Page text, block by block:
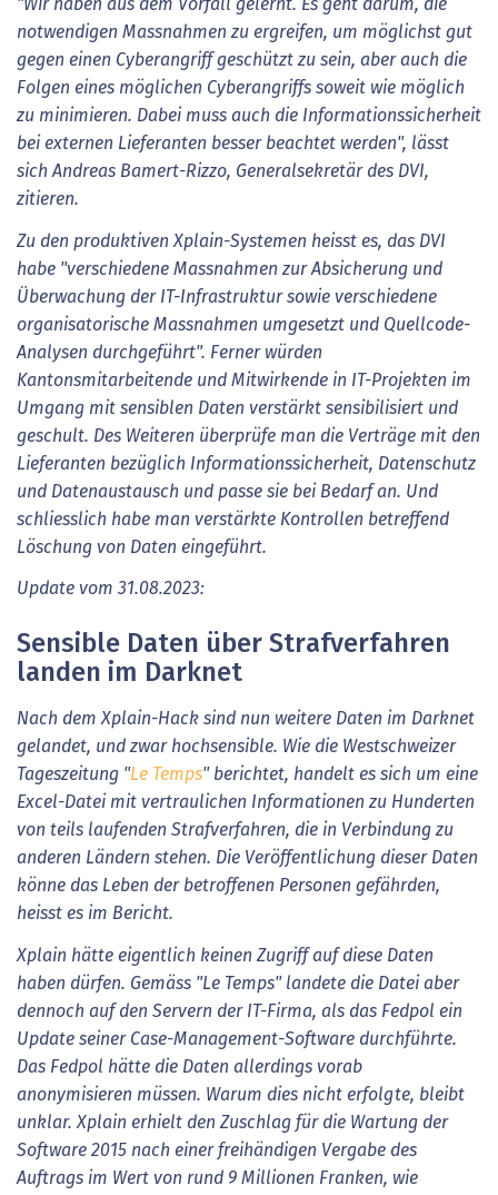
"Wir haben aus dem Vorfall gelernt. Es geht darum, die
notwendigen Massnahmen zu ergreifen, um möglichst gut
gegen einen Cyberangriff geschützt zu sein, aber auch die
Folgen eines möglichen Cyberangriffs soweit wie möglich
zu minimieren. Dabei muss auch die Informationssicherheit
bei externen Lieferanten besser beachtet werden", lässt
sich Andreas Bamert-Rizzo, Generalsekretär des DVI,
zitieren.
Zu den produktiven Xplain-Systemen heisst es, das DVI
habe "verschiedene Massnahmen zur Absicherung und
Überwachung der IT-Infrastruktur sowie verschiedene
organisatorische Massnahmen umgesetzt und Quellcode-
Analysen durchgeführt". Ferner würden
Kantonsmitarbeitende und Mitwirkende in IT-Projekten im
Umgang mit sensiblen Daten verstärkt sensibilisiert und
geschult. Des Weiteren überprüfe man die Verträge mit den
Lieferanten bezüglich Informationssicherheit, Datenschutz
und Datenaustausch und passe sie bei Bedarf an. Und
schliesslich habe man verstärkte Kontrollen betreffend
Löschung von Daten eingeführt.
Update vom 31.08.2023:
Sensible Daten über Strafverfahren
landen im Darknet
Nach dem Xplain-Hack sind nun weitere Daten im Darknet
gelandet, und zwar hochsensible. Wie die Westschweizer
Tageszeitung "Le Temps" berichtet, handelt es sich um eine
Excel-Datei mit vertraulichen Informationen zu Hunderten
von teils laufenden Strafverfahren, die in Verbindung zu
anderen Ländern stehen. Die Veröffentlichung dieser Daten
könne das Leben der betroffenen Personen gefährden,
heisst es im Bericht.
Xplain hätte eigentlich keinen Zugriff auf diese Daten
haben dürfen. Gemäss "Le Temps" landete die Datei aber
dennoch auf den Servern der IT-Firma, als das Fedpol ein
Update seiner Case-Management-Software durchführte.
Das Fedpol hätte die Daten allerdings vorab
anonymisieren müssen. Warum dies nicht erfolgte, bleibt
unklar. Xplain erhielt den Zuschlag für die Wartung der
Software 2015 nach einer freihändigen Vergabe des
Auftrags im Wert von rund 9 Millionen Franken, wie